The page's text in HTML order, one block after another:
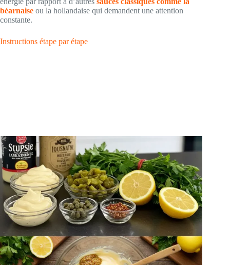
béarnaise ou la hollandaise qui demandent une attention
constante.
Instructions étape par étape